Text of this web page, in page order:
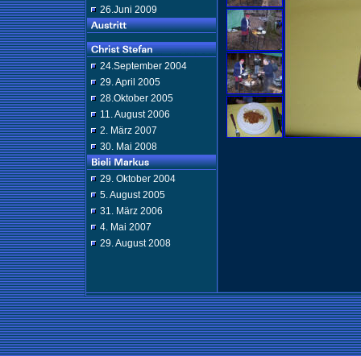
26.Juni 2009
24.September 2004
29. April 2005
28.Oktober 2005
11. August 2006
2. März 2007
30. Mai 2008
29. Oktober 2004
5. August 2005
31. März 2006
4. Mai 2007
29. August 2008